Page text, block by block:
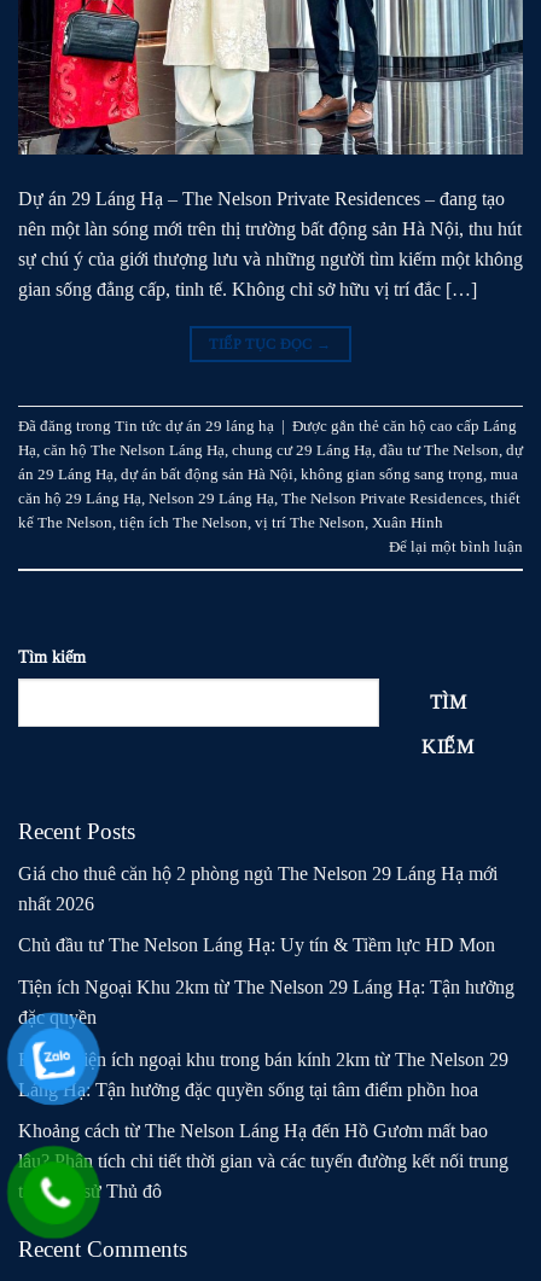
Dự án 29 Láng Hạ – The Nelson Private Residences – đang tạo
nên một làn sóng mới trên thị trường bất động sản Hà Nội, thu hút
sự chú ý của giới thượng lưu và những người tìm kiếm một không
gian sống đẳng cấp, tinh tế. Không chỉ sở hữu vị trí đắc […]
TIẾP TỤC ĐỌC →
Đã đăng trong Tin tức dự án 29 láng hạ Được gắn thẻ căn hộ cao cấp Láng
Hạ, căn hộ The Nelson Láng Hạ, chung cư 29 Láng Hạ, đầu tư The Nelson, dự
án 29 Láng Hạ, dự án bất động sản Hà Nội, không gian sống sang trọng, mua
căn hộ 29 Láng Hạ, Nelson 29 Láng Hạ, The Nelson Private Residences, thiết
kế The Nelson, tiện ích The Nelson, vị trí The Nelson, Xuân Hinh
Để lại một bình luận
Tìm kiếm
TÌM
KIẾM
Recent Posts
Giá cho thuê căn hộ 2 phòng ngủ The Nelson 29 Láng Hạ mới
nhất 2026
Chủ đầu tư The Nelson Láng Hạ: Uy tín & Tiềm lực HD Mon
Tiện ích Ngoại Khu 2km từ The Nelson 29 Láng Hạ: Tận hưởng
đặc quyền
Bản đồ tiện ích ngoại khu trong bán kính 2km từ The Nelson 29
Láng Hạ: Tận hưởng đặc quyền sống tại tâm điểm phồn hoa
Khoảng cách từ The Nelson Láng Hạ đến Hồ Gươm mất bao
lâu? Phân tích chi tiết thời gian và các tuyến đường kết nối trung
tâm lịch sử Thủ đô
Recent Comments